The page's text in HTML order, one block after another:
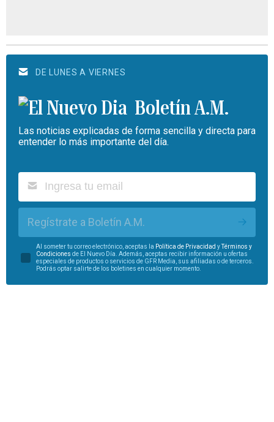
DE LUNES A VIERNES
Boletín A.M.
Las noticias explicadas de forma sencilla y directa para
entender lo más importante del día.
Regístrate a Boletín A.M.
Al someter tu correo electrónico, aceptas la Política de Privacidad yTérminos y
Condiciones de El Nuevo Día. Además, aceptas recibir información u ofertas
especiales de productos o servicios de GFR Media, sus afiliadas o de terceros.
Podrás optar salirte de los boletines en cualquier momento.